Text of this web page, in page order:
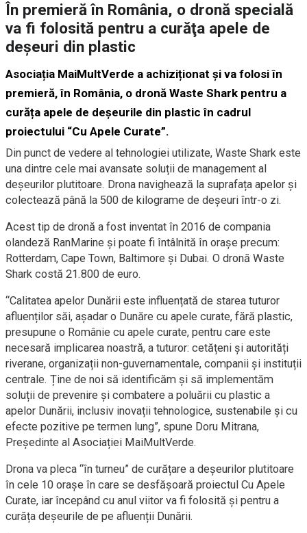
În premieră în România, o dronă specială
va fi folosită pentru a curăţa apele de
deşeuri din plastic
Asociația MaiMultVerde a achiziționat și va folosi în
premieră, în România, o dronă Waste Shark pentru a
curăța apele de deșeurile din plastic în cadrul
proiectului “Cu Apele Curate”.
Din punct de vedere al tehnologiei utilizate, Waste Shark este
una dintre cele mai avansate soluții de management al
deșeurilor plutitoare. Drona navighează la suprafața apelor și
colectează până la 500 de kilograme de deșeuri într-o zi.
Acest tip de dronă a fost inventat în 2016 de compania
olandeză RanMarine și poate fi întâlnită în orașe precum:
Rotterdam, Cape Town, Baltimore și Dubai. O dronă Waste
Shark costă 21.800 de euro.
“Calitatea apelor Dunării este influențată de starea tuturor
afluenților săi, așadar o Dunăre cu apele curate, fără plastic,
presupune o Românie cu apele curate, pentru care este
necesară implicarea noastră, a tuturor: cetățeni și autorități
riverane, organizații non-guvernamentale, companii și instituții
centrale. Ține de noi să identificăm și să implementăm
soluții de prevenire și combatere a poluării cu plastic a
apelor Dunării, inclusiv inovații tehnologice, sustenabile și cu
efecte pozitive pe termen lung”, spune Doru Mitrana,
Președinte al Asociației MaiMultVerde.
Drona va pleca “în turneu” de curățare a deșeurilor plutitoare
în cele 10 orașe în care se desfășoară proiectul Cu Apele
Curate, iar începând cu anul viitor va fi folosită și pentru a
curăța deșeurile de pe afluenții Dunării.